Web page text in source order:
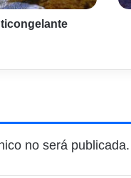
no será publicada.